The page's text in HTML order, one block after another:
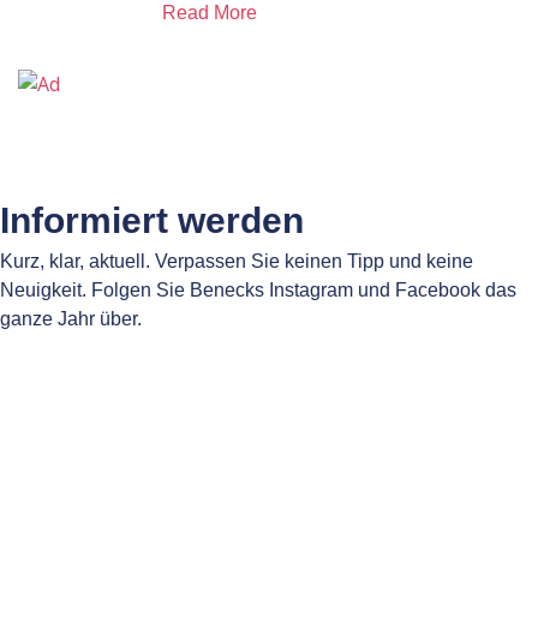
Read More
Informiert werden
Kurz, klar, aktuell. Verpassen Sie keinen Tipp und keine
Neuigkeit. Folgen Sie Benecks Instagram und Facebook das
ganze Jahr über.